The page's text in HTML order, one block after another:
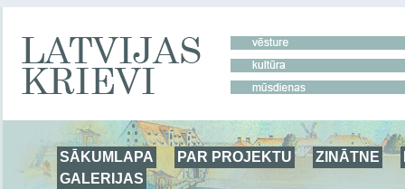
SĀKUMLAPA PAR PROJEKTU ZINĀTNE
GALERIJAS